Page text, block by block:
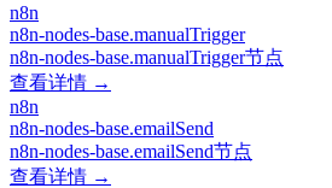
n8n
n8n-nodes-base.manualTrigger
n8n-nodes-base.manualTrigger节点
查看详情 →
n8n
n8n-nodes-base.emailSend
n8n-nodes-base.emailSend节点
查看详情 →